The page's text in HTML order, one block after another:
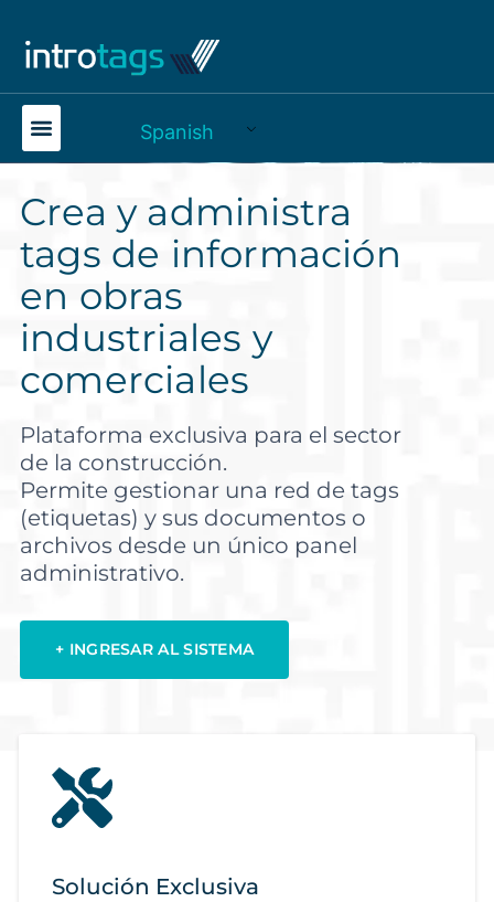
Spanish
Crea y administra
tags de información
en obras
industriales y
comerciales
Plataforma exclusiva para el sector
de la construcción.
Permite gestionar una red de tags
(etiquetas) y sus documentos o
archivos desde un único panel
administrativo.
+ INGRESAR AL SISTEMA
Solución Exclusiva